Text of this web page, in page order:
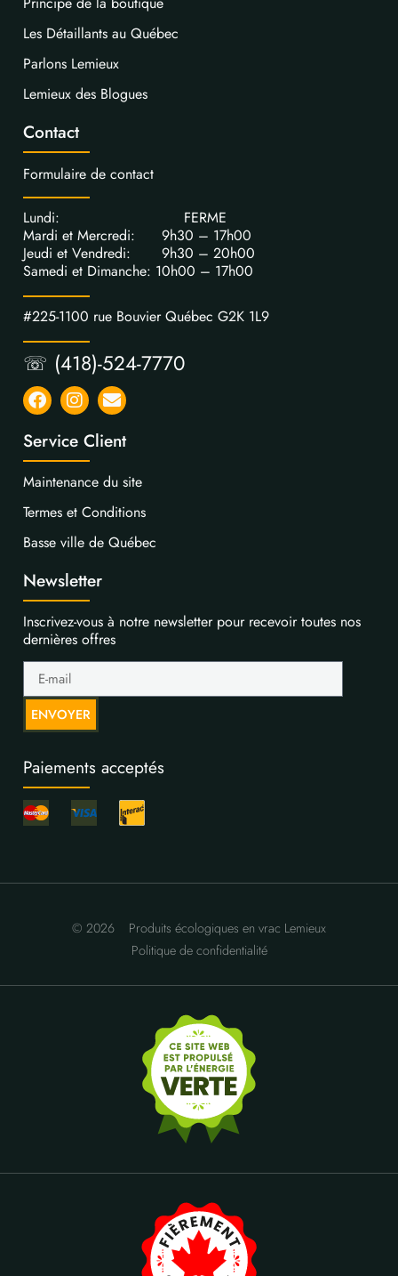
Les Détaillants au Québec
Parlons Lemieux
Lemieux des Blogues
Contact
Formulaire de contact
Lundi: FERME
Mardi et Mercredi: 9h30 – 17h00
Jeudi et Vendredi: 9h30 – 20h00
Samedi et Dimanche: 10h00 – 17h00
#225-1100 rue Bouvier Québec G2K 1L9
☏ (418)-524-7770
Service Client
Maintenance du site
Termes et Conditions
Basse ville de Québec
Newsletter
Inscrivez-vous à notre newsletter pour recevoir toutes nos
dernières offres
ENVOYER
Paiements acceptés
© 2026
Produits écologiques en vrac Lemieux
Politique de confidentialité